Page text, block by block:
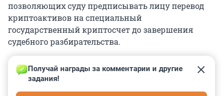
позволяющих суду предписывать лицу перевод
криптоактивов на специальный
государственный криптосчет до завершения
судебного разбирательства.
Получай награды за комментарии и другие
задания!